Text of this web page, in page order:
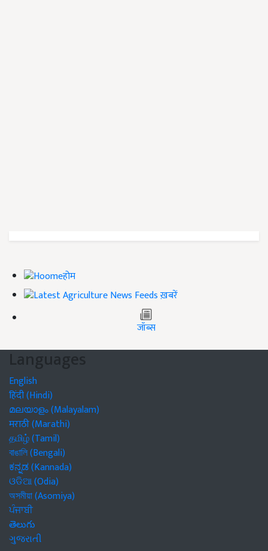
होम
ख़बरें
जॉब्स
Languages
English
हिंदी (Hindi)
മലയാളം (Malayalam)
मराठी (Marathi)
தமிழ் (Tamil)
বাঙালি (Bengali)
ಕನ್ನಡ (Kannada)
ଓଡିଆ (Odia)
অসমীয়া (Asomiya)
ਪੰਜਾਬੀ
తెలుగు
ગુજરાતી